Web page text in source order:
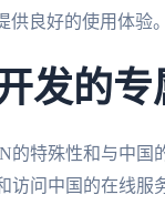
良好的使用体验。
发的专
的特殊性和与中国
访问中国的在线